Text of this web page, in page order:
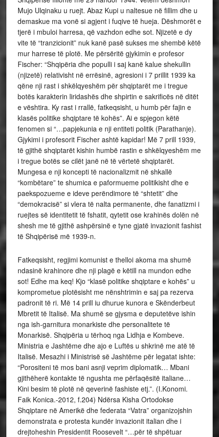
Mujo Ulqinaku u ruejt. Abaz Kupi u naltesue në fillim dhe u
demaskue ma vonë si agjent i fuqive të hueja. Dëshmorët e
tjerë i mbuloi harresa, që vazhdon edhe sot. Njizetë e dy
vite të “tranzicionit” nuk kanë pasë sukses me shembë këtë
mur harrese të plotë. Me përsëritë gjykimin e profesor
Fischer: “Shqipëria dhe populli i saj kanë kalue shekullin
(njizetë) relativisht në errësinë, agresioni i 7 prillit 1939 ka
qëne nji rast i shkëlqyeshëm për shqiptarët me i tregue
botës karakterin liridashës dhe shpirtin e sakrificës në ditët
e vështira. Ky rast i rrallë, fatkeqsisht, u humb për fajin e
klasës politike shqiptare të kohës”. Ai e spjegon këtë
fenomen si “…papjekunia e nji entiteti politik (Parathanje).
Gjykimi i profesorit Fischer ashtë kapidar! Më 7 prill 1939,
të gjithë shqiptarët kishin humbë rastin e shkëlqyeshëm me
i tregue botës se cilët janë në të vërtetë shqiptarët.
Mungesa e nji koncepti të nacionalizmit në shkallë
“kombëtare” te shumica e paformueme politikisht dhe e
paekspozueme e ideve perëndimore të “shtetit” dhe
“demokracisë” si vlera të nalta permanente, dhe fanatizmi i
ruejtes së identitetit të fshatit, qytetit ose krahinës dolën në
shesh me të gjithë ashpërsinë e tyne gjatë invazionit fashist
të Shqipërisë më 1939-n.
Fatkeqsisht, regjimi komunist e thelloi akoma ma shumë
ndasinë krahinore dhe nji plagë e këtill na mundon edhe
sot! Edhe ma keq! Kjo “klasë politike shqiptare e kohës” u
komprometue plotësisht me nënshtrimin e saj pa rezerva
padronit të ri. Më 14 prill iu dhurue kunora e Skënderbeut
Mbretit të Italisë. Ma shumë se gjysma e deputetëve ishin
nga ish-garnitura monarkiste dhe personalitete të
Monarkisë. Shqipëria u tërhoq nga Lidhja e Kombeve.
Ministria e Jashtëme dhe ajo e Luftës u shkrinë me atë të
Italisë. Mesazhi i Ministrisë së Jashtëme për legatat ishte:
“Porositeni të mos bani asnji veprim diplomatik… Mbani
gjithëherë kontakte të ngushta me përfaqësitë italiane…
Kini besim të plotë në qeverinë fashiste etj.”. (I.Konomi.
Faik Konica.-2012, f.204) Ndërsa Kisha Ortodokse
Shqiptare në Amerikë dhe federata “Vatra” organizojshin
demonstrata e protesta kundër invazionit italian dhe i
drejtoheshin Presidentit Roosevelt “…për të shpëtuar